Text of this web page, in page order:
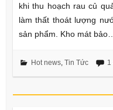
khi thu hoạch rau củ
làm thất thoát lượng
sản phẩm. Kho mát bảo…
Hot news, Tin Tức 1